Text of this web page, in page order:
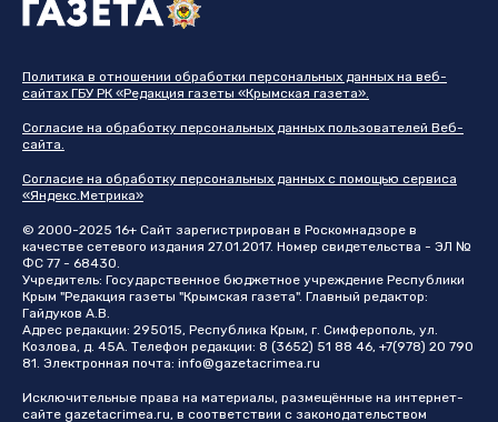
Политика в отношении обработки персональных данных на веб-
сайтах ГБУ РК «Редакция газеты «Крымская газета».
Согласие на обработку персональных данных пользователей Веб-
сайта.
Согласие на обработку персональных данных с помощью сервиса
«Яндекс.Метрика»
© 2000-2025 16+ Сайт зарегистрирован в Роскомнадзоре в
качестве сетевого издания 27.01.2017. Номер свидетельства - ЭЛ №
ФС 77 - 68430.
Учредитель: Государственное бюджетное учреждение Республики
Крым "Редакция газеты "Крымская газета". Главный редактор:
Гайдуков А.В.
Адрес редакции: 295015, Республика Крым, г. Симферополь, ул.
Козлова, д. 45А. Телефон редакции: 8 (3652) 51 88 46, +7(978) 20 790
81. Электронная почта: info@gazetacrimea.ru
Исключительные права на материалы, размещённые на интернет-
сайте gazetacrimea.ru, в соответствии с законодательством